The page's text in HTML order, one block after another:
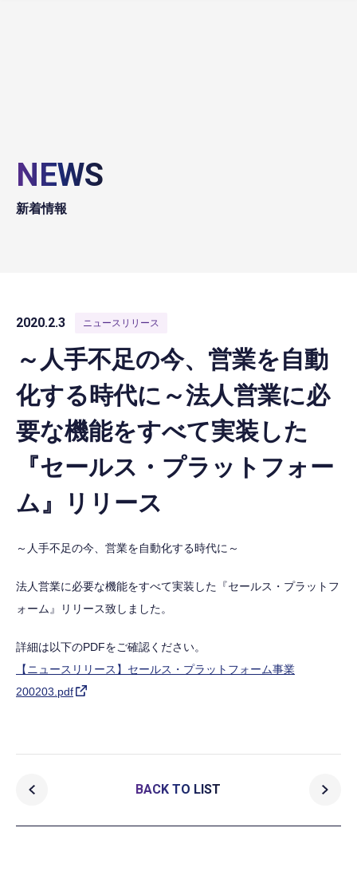
NEWS
新着情報
2020.2.3 ニュースリリース
～人手不足の今、営業を自動
化する時代に～法人営業に必
要な機能をすべて実装した
『セールス・プラットフォー
ム』リリース
～人手不足の今、営業を自動化する時代に～
法人営業に必要な機能をすべて実装した『セールス・プラットフ
ォーム』リリース致しました。
詳細は以下のPDFをご確認ください。
【ニュースリリース】セールス・プラットフォーム事業
200203.pdf
BACK TO LIST